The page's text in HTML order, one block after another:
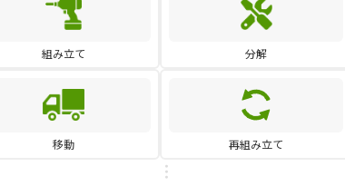
組み立て 分解
移動 再組み立て